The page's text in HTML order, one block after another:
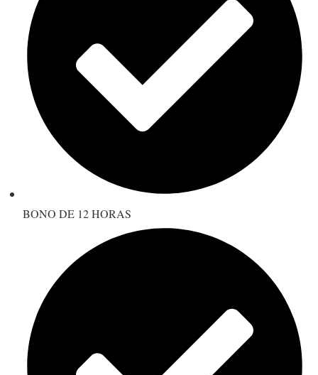
BONO DE 12 HORAS